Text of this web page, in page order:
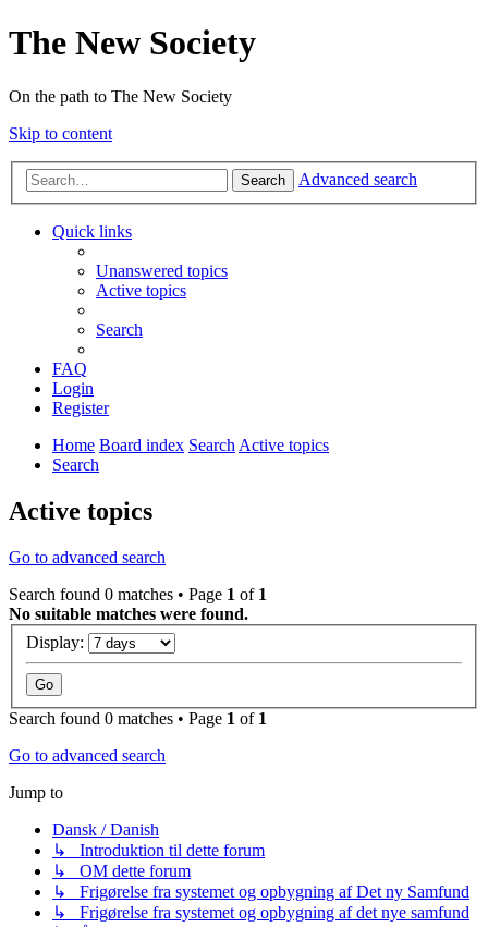
The New Society
On the path to The New Society
Skip to content
Search Advanced search
Quick links
Unanswered topics
Active topics
Search
FAQ
Login
Register
Home Board index SearchActive topics
Search
Active topics
Go to advanced search
Search found 0 matches • Page 1 of 1
No suitable matches were found.
Display:
Search found 0 matches • Page 1 of 1
Go to advanced search
Jump to
Dansk / Danish
↳ Introduktion til dette forum
↳ OM dette forum
↳ Frigørelse fra systemet og opbygning af Det ny Samfund
↳ Frigørelse fra systemet og opbygning af det nye samfund